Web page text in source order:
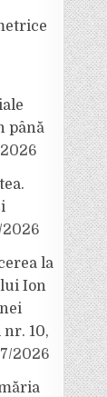
până
la
Ion
10,
2026